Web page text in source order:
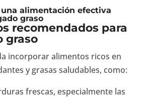
una alimentación efectiva
graso
recomendados para
graso
incorporar alimentos ricos en
y grasas saludables, como:
frescas, especialmente las